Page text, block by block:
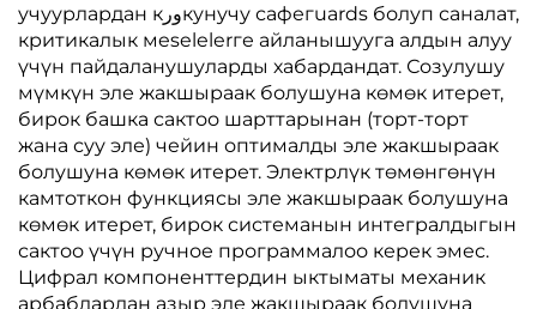
учуурлардан кورкунучу сафегuards болуп саналат,
критикалык мeselelerге айланышууга алдын алуу
үчүн пайдаланушуларды хабардандат. Созулушу
мүмкүн эле жакшыраак болушуна көмөк итерет,
бирок башка сактоо шарттарынан (торт-торт
жана суу эле) чейин оптималды эле жакшыраак
болушуна көмөк итерет. Электрлүк төмөнгөнүн
камтоткон функциясы эле жакшыраак болушуна
көмөк итерет, бирок системанын интегралдыгын
сактоо үчүн ручное программалоо керек эмес.
Цифрал компоненттердин ыктыматы механик
арбабдардан азыр эле жакшыраак болушуна